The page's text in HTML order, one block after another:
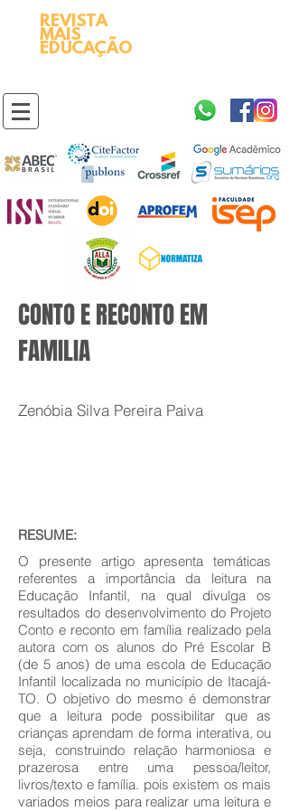
REVISTA
MAIS
EDUCAÇÃO
CONTO E RECONTO EM
FAMILIA
Zenóbia Silva Pereira Paiva
RESUME:
O presente artigo apresenta temáticas
referentes a importância da leitura na
Educação Infantil, na qual divulga os
resultados do desenvolvimento do Projeto
Conto e reconto em família realizado pela
autora com os alunos do Pré Escolar B
(de 5 anos) de uma escola de Educação
Infantil localizada no município de Itacajá-
TO. O objetivo do mesmo é demonstrar
que a leitura pode possibilitar que as
crianças aprendam de forma interativa, ou
seja, construindo relação harmoniosa e
prazerosa entre uma pessoa/leitor,
livros/texto e família. pois existem os mais
variados meios para realizar uma leitura e